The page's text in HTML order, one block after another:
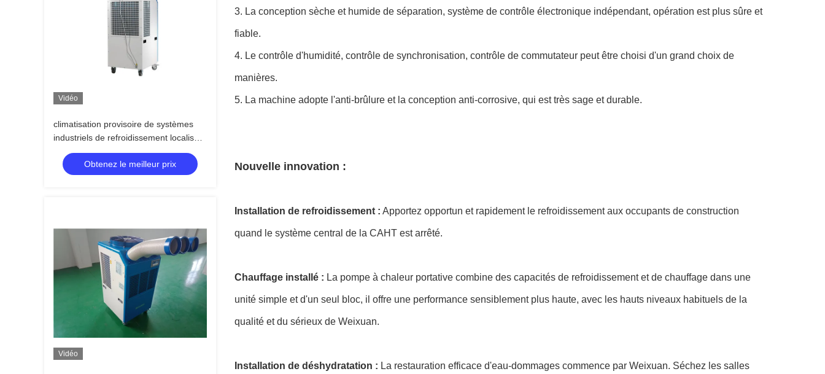
Vidéo
climatisation provisoire de systèmes
industriels de refroidissement localisé
monophasé 6.5KW
Obtenez le meilleur prix
Vidéo
3. La conception sèche et humide de séparation, système de contrôle électronique indépendant, opération est plus sûre et
fiable.
4. Le contrôle d'humidité, contrôle de synchronisation, contrôle de commutateur peut être choisi d'un grand choix de
manières.
5. La machine adopte l'anti-brûlure et la conception anti-corrosive, qui est très sage et durable.
Nouvelle innovation :
Installation de refroidissement : Apportez opportun et rapidement le refroidissement aux occupants de construction
quand le système central de la CAHT est arrêté.
Chauffage installé : La pompe à chaleur portative combine des capacités de refroidissement et de chauffage dans une
unité simple et d'un seul bloc, il offre une performance sensiblement plus haute, avec les hauts niveaux habituels de la
qualité et du sérieux de Weixuan.
Installation de déshydratation : La restauration efficace d'eau-dommages commence par Weixuan. Séchez les salles